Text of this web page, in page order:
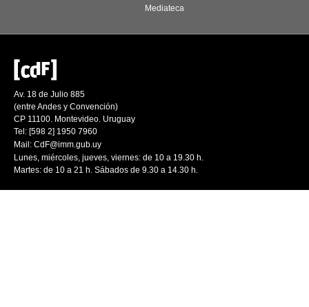
Mediateca
Av. 18 de Julio 885
(entre Andes y Convención)
CP 11100. Montevideo. Uruguay
Tel: [598 2] 1950 7960
Mail: CdF@imm.gub.uy
Lunes, miércoles, jueves, viernes: de 10 a 19.30 h.
Martes: de 10 a 21 h. Sábados de 9.30 a 14.30 h.